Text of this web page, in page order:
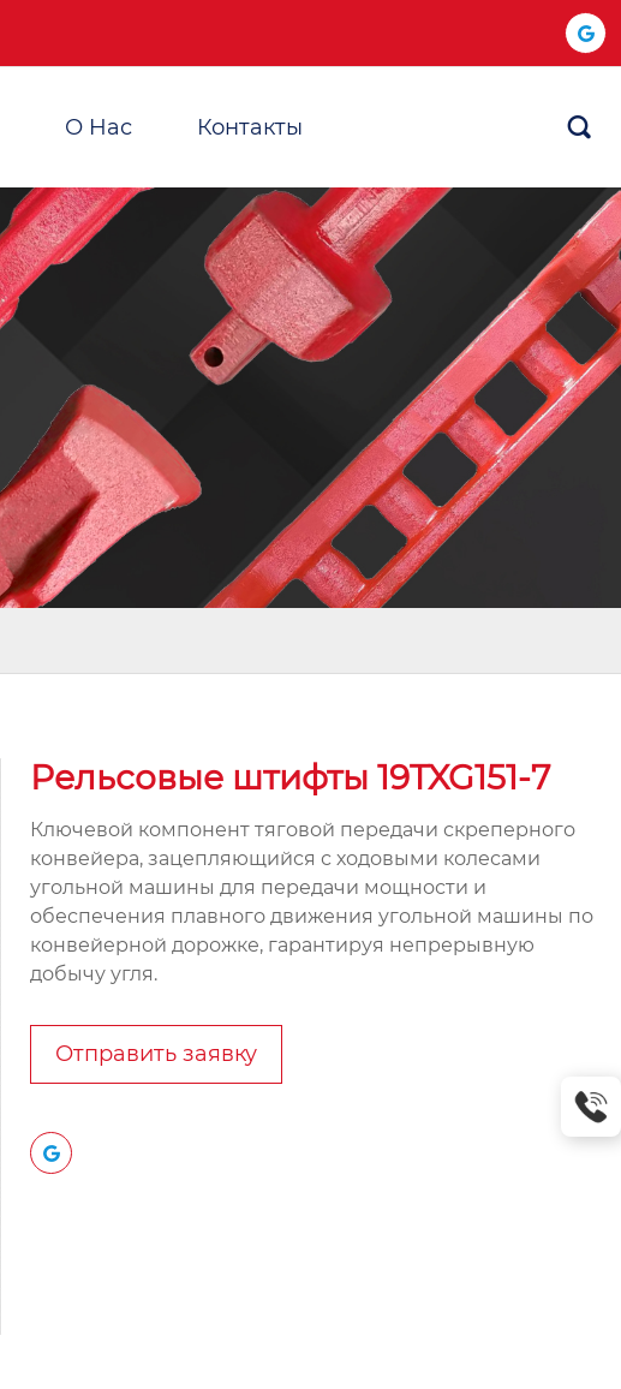
О Hас Контакты 
Рельсовые штифты 19TXG151-7
Ключевой компонент тяговой передачи скреперного
конвейера, зацепляющийся с ходовыми колесами
угольной машины для передачи мощности и
обеспечения плавного движения угольной машины по
конвейерной дорожке, гарантируя непрерывную
добычу угля.
Отправить заявку